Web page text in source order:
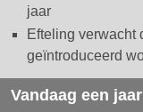
jaar
Efteling verwacht
geïntroduceerd
Vandaag een